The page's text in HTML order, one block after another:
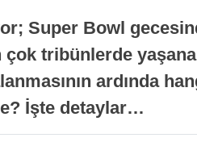
Super Bowl
tribünlerde
ardında
İşte detaylar…